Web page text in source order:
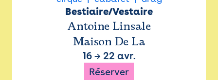
Bestiaire/Vestaire
Antoine Linsale
Maison De La
16→ 22 avr.
Réserver